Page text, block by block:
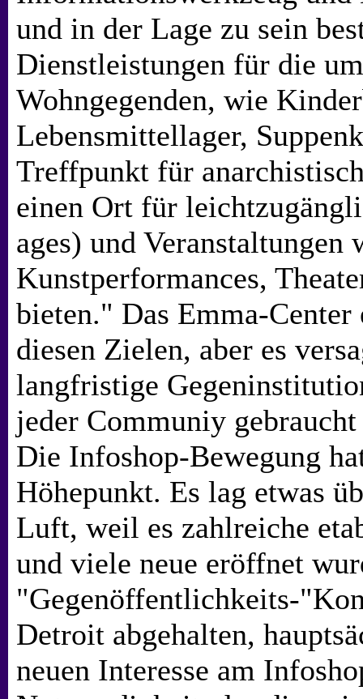
und in der Lage zu sein
Dienstleistungen für die
Wohngegenden, wie
Lebensmittellager,
Treffpunkt für
einen Ort für
ages) und Veranstaltungen
Kunstperformances,
bieten." Das Emma-
diesen Zielen, aber es
langfristige
jeder Communiy
Die Infoshop-Bewegung
Höhepunkt. Es lag etwas
Luft, weil es zahlreiche
und viele neue eröffnet
"Gegenöffentlichkeits-
Detroit abgehalten,
neuen Interesse am